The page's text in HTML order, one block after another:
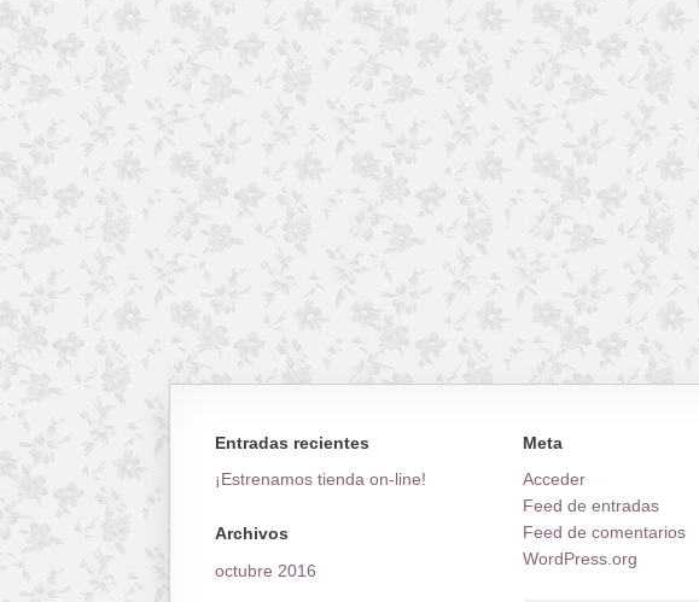
Entradas recientes
¡Estrenamos tienda on-line!
Archivos
octubre 2016
Meta
Acceder
Feed de entradas
Feed de comentarios
WordPress.org